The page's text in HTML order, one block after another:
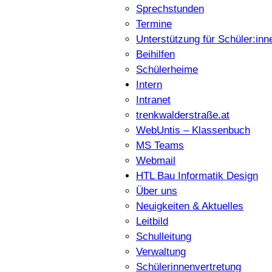
Sprechstunden
Termine
Unterstützung für
Beihilfen
Schülerheime
Intern
Intranet
trenkwalderstraße.at
WebUntis – Klassenbuch
MS Teams
Webmail
HTL Bau Informatik Design
Über uns
Neuigkeiten & Aktuelles
Leitbild
Schulleitung
Verwaltung
Schülerinnenvertretung